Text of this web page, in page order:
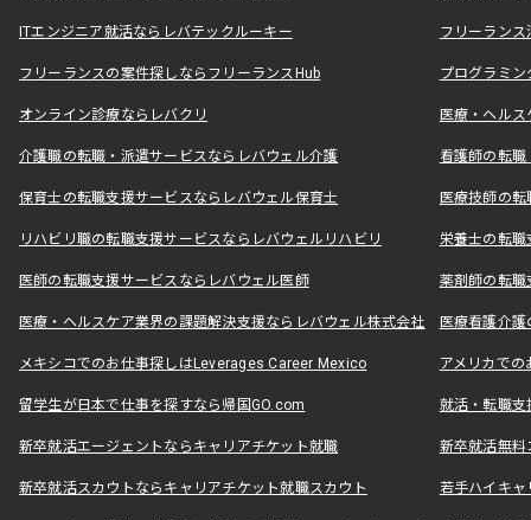
ITエンジニア就活ならレバテックルーキー フリーラン
フリーランスの案件探しならフリーランスHub プログラミ
オンライン診療ならレバクリ 医療・ヘル
介護職の転職・派遣サービスならレバウェル介護 看護師の転
保育士の転職支援サービスならレバウェル保育士 医療技師の
リハビリ職の転職支援サービスならレバウェルリハビリ 栄養士の転
医師の転職支援サービスならレバウェル医師 薬剤師の転
医療・ヘルスケア業界の課題解決支援ならレバウェル株式会社 医療看護介
メキシコでのお仕事探しはLeverages Career Mexico アメリカで
留学生が日本で仕事を探すなら帰国GO.com 就活・転職
新卒就活エージェントならキャリアチケット就職 新卒就活無料
新卒就活スカウトならキャリアチケット就職スカウト 若手ハイキ